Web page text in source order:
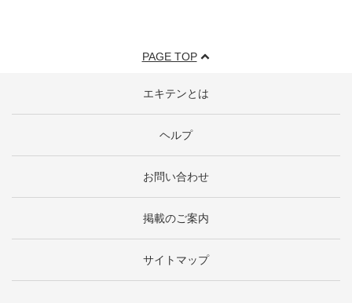
PAGE TOP
エキテンとは
ヘルプ
お問い合わせ
掲載のご案内
サイトマップ